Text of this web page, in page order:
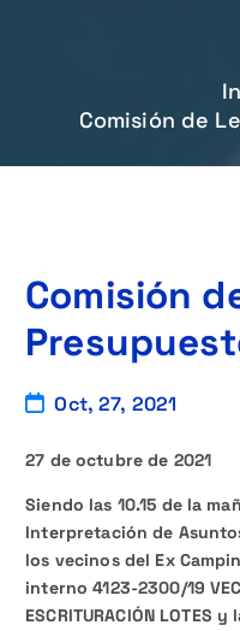
Comisión de
Comisión
Oct, 27, 2021
27 de octubre de 2021
Siendo las 10.15 de la
Interpretación de
los vecinos del Ex
interno 4123-2300/19
ESCRITURACIÓN LOTES